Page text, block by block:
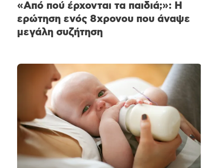
«Από πού έρχονται τα παιδιά;»: Η
ερώτηση ενός 8χρονου που άναψε
μεγάλη συζήτηση